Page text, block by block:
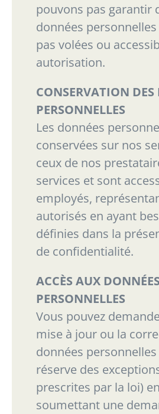
pouvons pas garantir
données
pas volées ou
autorisation.
CONSERVATION DES
PERSONNELLES
Les données
conservées sur nos
ceux de nos
services et sont
employés,
autorisés en ayant
définies dans la
de confidentialité.
ACCÈS AUX DONNÉES
PERSONNELLES
Vous pouvez
mise à jour ou la
données personnelles
réserve des
prescrites par la loi)
soumettant une